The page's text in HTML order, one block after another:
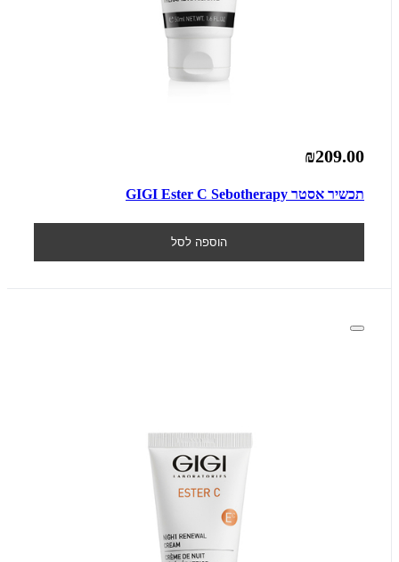
₪209.00
תכשיר אסטר GIGI Ester C Sebotherapy
הוספה לסל